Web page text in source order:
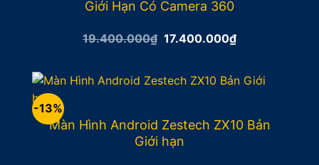
Giới Hạn Có Camera 360
19.400.000₫ Giá
19.400.000₫.
17.400.000₫Giá
hiện
17.400.000₫.
-13%
Màn Hình Android Zestech ZX10 Bản
Giới hạn